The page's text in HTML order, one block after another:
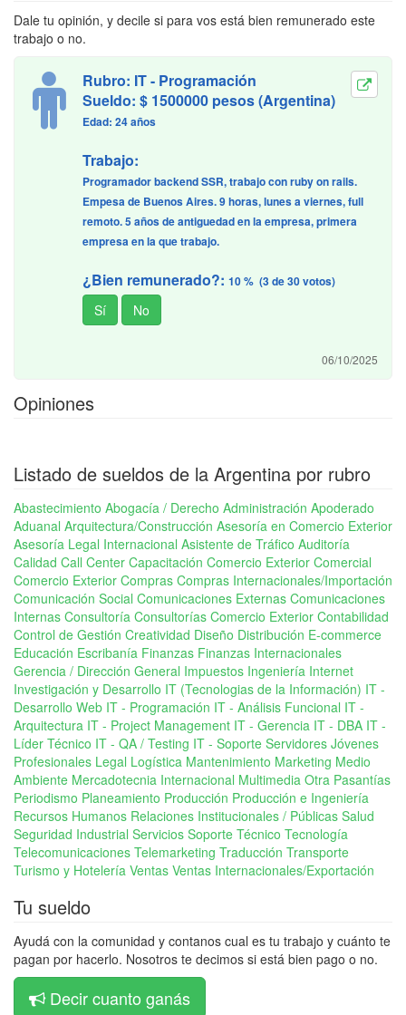
Dale tu opinión, y decile si para vos está bien remunerado este
trabajo o no.
Rubro: IT - Programación
Sueldo: $ 1500000 pesos (Argentina)
Edad: 24 años
Trabajo:
Programador backend SSR, trabajo con ruby on rails.
Empesa de Buenos Aires. 9 horas, lunes a viernes, full
remoto. 5 años de antiguedad en la empresa, primera
empresa en la que trabajo.
¿Bien remunerado?: 10 % (3 de 30 votos)
06/10/2025
Opiniones
Listado de sueldos de la Argentina por rubro
Abastecimiento Abogacía / Derecho Administración Apoderado
Aduanal Arquitectura/Construcción Asesoría en Comercio Exterior
Asesoría Legal Internacional Asistente de Tráfico Auditoría
Calidad Call Center Capacitación Comercio Exterior Comercial
Comercio Exterior Compras Compras Internacionales/Importación
Comunicación Social Comunicaciones Externas Comunicaciones
Internas Consultoría Consultorías Comercio Exterior Contabilidad
Control de Gestión Creatividad Diseño Distribución E-commerce
Educación Escribanía Finanzas Finanzas Internacionales
Gerencia / Dirección General Impuestos Ingeniería Internet
Investigación y Desarrollo IT (Tecnologias de la Información) IT -
Desarrollo Web IT - Programación IT - Análisis Funcional IT -
Arquitectura IT - Project Management IT - Gerencia IT - DBA IT -
Líder Técnico IT - QA / Testing IT - Soporte Servidores Jóvenes
Profesionales Legal Logística Mantenimiento Marketing Medio
Ambiente Mercadotecnia Internacional Multimedia Otra Pasantías
Periodismo Planeamiento Producción Producción e Ingeniería
Recursos Humanos Relaciones Institucionales / Públicas Salud
Seguridad Industrial Servicios Soporte Técnico Tecnología
Telecomunicaciones Telemarketing Traducción Transporte
Turismo y Hotelería Ventas Ventas Internacionales/Exportación
Tu sueldo
Ayudá con la comunidad y contanos cual es tu trabajo y cuánto te
pagan por hacerlo. Nosotros te decimos si está bien pago o no.
Decir cuanto ganás